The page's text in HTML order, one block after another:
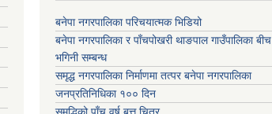
बनेपा नगरपालिका परिचयात्मक भिडियो
बनेपा नगरपालिका र पाँचपोखरी थाङपाल गाउँपालिका बीच
भगिनी सम्बन्ध
समृद्ध नगरपालिका निर्माणमा तत्पर बनेपा नगरपालिका
जनप्रतिनिधिका १०० दिन